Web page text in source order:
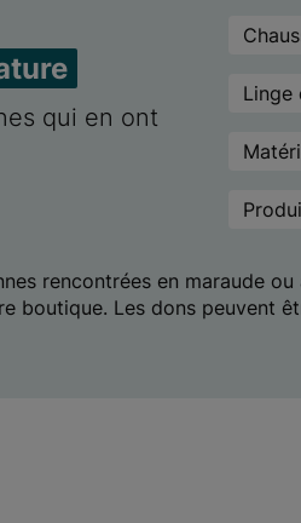
qui en ont
Linge
rencontrées en maraude
boutique. Les dons peuvent